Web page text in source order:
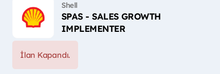
Shell
SPAS - SALES GROWTH
IMPLEMENTER
İlan Kapandı.